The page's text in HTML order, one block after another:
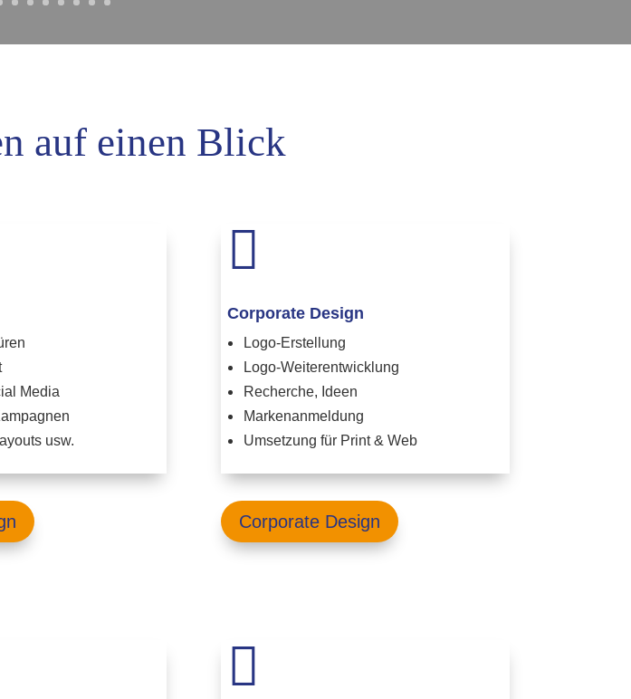
auf einen Blick
Media
usw.

Corporate Design
Logo-Erstellung
Logo-Weiterentwicklung
Recherche, Ideen
Markenanmeldung
Umsetzung für Print & Web
Corporate Design
